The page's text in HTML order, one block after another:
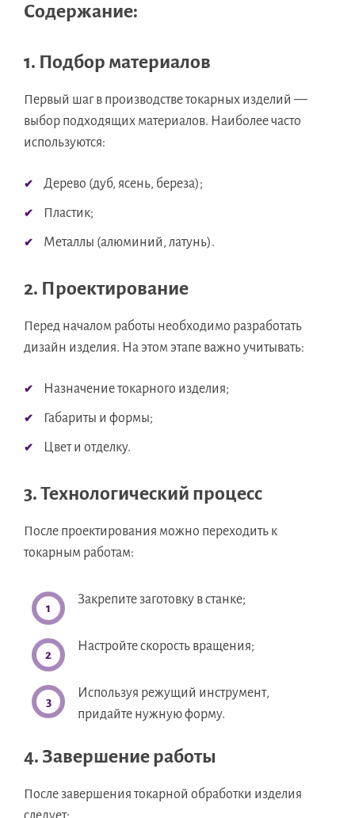
Содержание:
1. Подбор материалов
Первый шаг в производстве токарных изделий —
выбор подходящих материалов. Наиболее часто
используются:
Дерево (дуб, ясень, береза);
Пластик;
Металлы (алюминий, латунь).
2. Проектирование
Перед началом работы необходимо разработать
дизайн изделия. На этом этапе важно учитывать:
Назначение токарного изделия;
Габариты и формы;
Цвет и отделку.
3. Технологический процесс
После проектирования можно переходить к
токарным работам:
Закрепите заготовку в станке;
Настройте скорость вращения;
Используя режущий инструмент,
придайте нужную форму.
4. Завершение работы
После завершения токарной обработки изделия